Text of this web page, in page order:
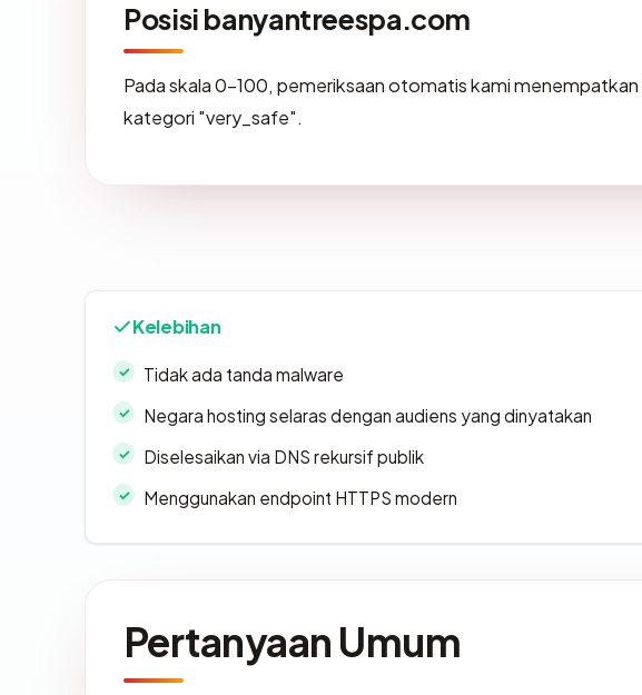
Posisi banyantreespa.com
Pada skala 0-100, pemeriksaan otomatis kami menempatkan
kategori "very_safe".
Kelebihan
Tidak ada tanda malware
Negara hosting selaras dengan audiens yang dinyatakan
Diselesaikan via DNS rekursif publik
Menggunakan endpoint HTTPS modern
Pertanyaan Umum